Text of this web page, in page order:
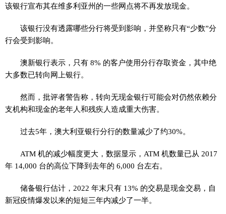
该银行宣布其在维多利亚州的一些网点将不再发放现金。
该银行没有透露哪些分行将受到影响，并坚称只有“少数”分
行会受到影响。
澳新银行表示，只有 8% 的客户使用分行存取资金，其中绝
大多数已转向网上银行。
然而，批评者警告称，转向无现金银行可能会对仍然依赖分
支机构和现金的老年人和残疾人造成重大伤害。
过去5年，澳大利亚银行分行的数量减少了约30%。
ATM 机的减少幅度更大，数据显示，ATM 机数量已从 2017
年 14,000 台的高位下降到去年的 6,000 台左右。
储备银行估计，2022 年末只有 13% 的交易是现金交易，自
新冠疫情爆发以来的短短三年内减少了一半。